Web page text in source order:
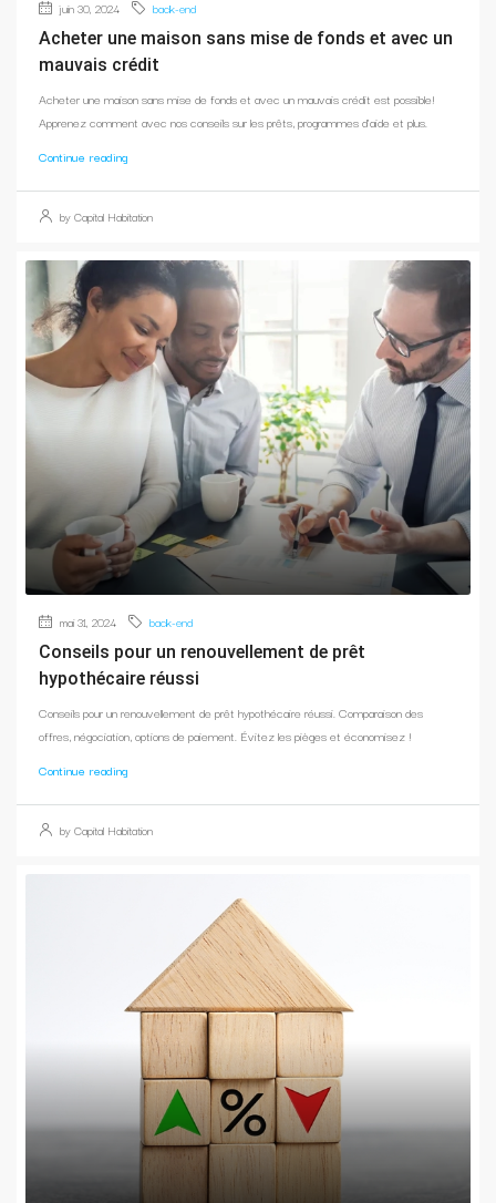
juin 30, 2024 back-end
Acheter une maison sans mise de fonds et avec un
mauvais crédit
Acheter une maison sans mise de fonds et avec un mauvais crédit est possible!
Apprenez comment avec nos conseils sur les prêts, programmes d'aide et plus.
Continue reading
by Capital Habitation
mai 31, 2024 back-end
Conseils pour un renouvellement de prêt
hypothécaire réussi
Conseils pour un renouvellement de prêt hypothécaire réussi. Comparaison des
offres, négociation, options de paiement. Évitez les pièges et économisez !
Continue reading
by Capital Habitation